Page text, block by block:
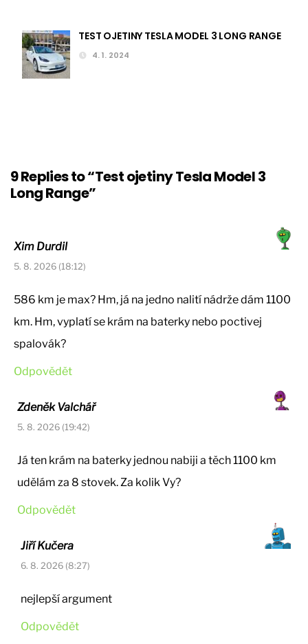
TEST OJETINY TESLA MODEL 3 LONG RANGE
4. 1. 2024
9 Replies to “Test ojetiny Tesla Model 3
Long Range”
Xim Durdil
5. 8. 2026 (18:12)
586 km je max? Hm, já na jedno nalití nádrže dám 1100
km. Hm, vyplatí se krám na baterky nebo poctivej
spalovák?
Odpovědět
Zdeněk Valchář
5. 8. 2026 (19:42)
Já ten krám na baterky jednou nabiji a těch 1100 km
udělám za 8 stovek. Za kolik Vy?
Odpovědět
Jiří Kučera
6. 8. 2026 (8:27)
nejlepší argument
Odpovědět